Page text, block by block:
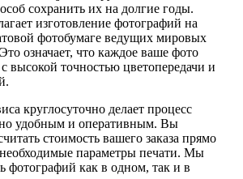
сохранить их на долгие годы.
изготовление фотографий на
фотобумаге ведущих мировых
означает, что каждое ваше фото
с высокой точностью цветопередачи и
круглосуточно делает процесс
удобным и оперативным. Вы
стоимость вашего заказа прямо
параметры печати. Мы
фотографий как в одном, так и в